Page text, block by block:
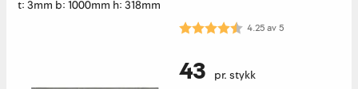
t: 3mm b: 1000mm h: 318mm
Karakter: 4.3 av 5 mulige
4.25av5
43 pr. stykk